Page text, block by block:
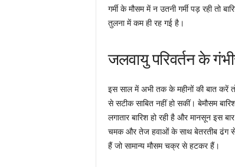
गर्मी के मौसम में न उतनी गर्मी पड़ रही तो
तुलना में कम ही रह गई है।
जलवायु परिवर्तन के
इस साल में अभी तक के महीनों की बात करें तो
से सटीक साबित नहीं हो सकीं। बेमौसम
लगातार बारिश हो रही है और मानसून इस
चमक और तेज हवाओं के साथ बेतरतीब ढंग से
हैं जो सामान्य मौसम चक्र से हटकर हैं।